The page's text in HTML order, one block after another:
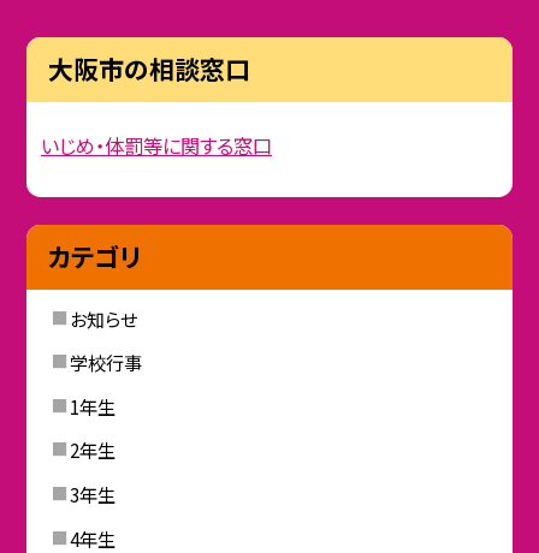
大阪市の相談窓口
いじめ・体罰等に関する窓口
カテゴリ
お知らせ
学校行事
1年生
2年生
3年生
4年生